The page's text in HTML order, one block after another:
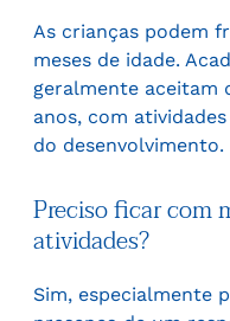
As crianças podem
meses de idade.
geralmente aceitam
anos, com
do desenvolvimento.
Preciso ficar com
atividades?
Sim, especialmente